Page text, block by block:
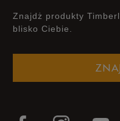
Znajdż produkty
blisko Ciebie.